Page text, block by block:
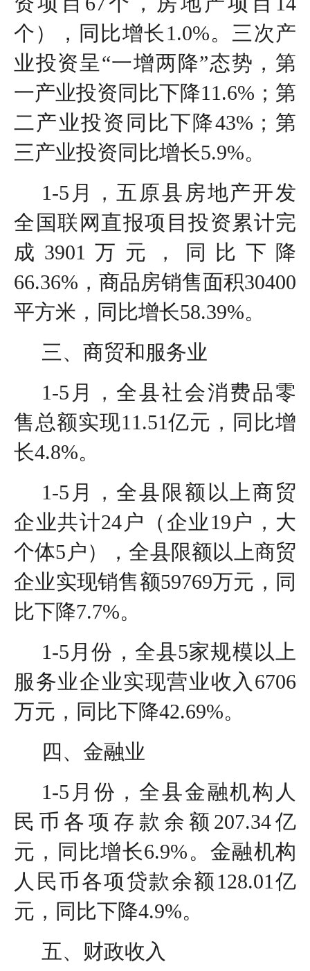
个），同比增长1.0%。三次产
业投资呈“一增两降”态势，第
一产业投资同比下降11.6%；第
二产业投资同比下降43%；第
三产业投资同比增长5.9%。
1-5月，五原县房地产开发
全国联网直报项目投资累计完
成3901万元，同比下降
66.36%，商品房销售面积30400
平方米，同比增长58.39%。
三、商贸和服务业
1-5月，全县社会消费品零
售总额实现11.51亿元，同比增
长4.8%。
1-5月，全县限额以上商贸
企业共计24户（企业19户，大
个体5户），全县限额以上商贸
企业实现销售额59769万元，同
比下降7.7%。
1-5月份，全县5家规模以上
服务业企业实现营业收入6706
万元，同比下降42.69%。
四、金融业
1-5月份，全县金融机构人
民币各项存款余额207.34亿
元，同比增长6.9%。金融机构
人民币各项贷款余额128.01亿
元，同比下降4.9%。
五、财政收入